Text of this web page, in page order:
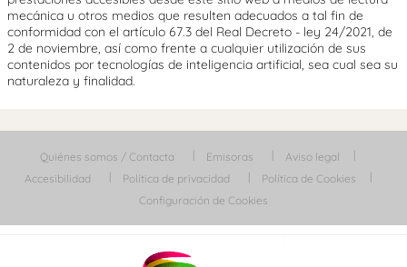
mecánica u otros medios que resulten adecuados a tal fin de
conformidad con el artículo 67.3 del Real Decreto - ley 24/2021, de
2 de noviembre, así como frente a cualquier utilización de sus
contenidos por tecnologías de inteligencia artificial, sea cual sea su
naturaleza y finalidad.
Quiénes somos / Contacta Emisoras
Aviso legal
Accesibilidad
Política de privacidad
Política de Cookies
Configuración de Cookies